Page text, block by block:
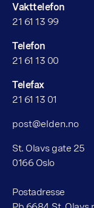
Vakttelefon
21 61 13 99
Telefon
21 61 13 00
Telefax
21 61 13 01
post@elden.no
St. Olavs gate 25
0166 Oslo
Postadresse